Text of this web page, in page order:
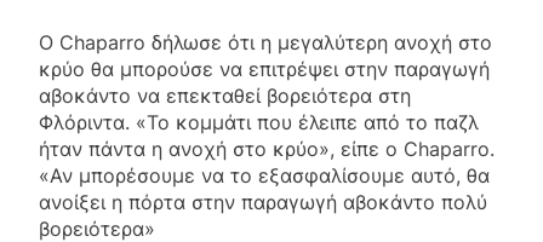
Ο Chaparro δήλωσε ότι η μεγαλύτερη ανοχή στο
κρύο θα μπορούσε να επιτρέψει στην παραγωγή
αβοκάντο να επεκταθεί βορειότερα στη
Φλόριντα. «Το κομμάτι που έλειπε από το παζλ
ήταν πάντα η ανοχή στο κρύο», είπε ο Chaparro.
«Αν μπορέσουμε να το εξασφαλίσουμε αυτό, θα
ανοίξει η πόρτα στην παραγωγή αβοκάντο πολύ
βορειότερα»